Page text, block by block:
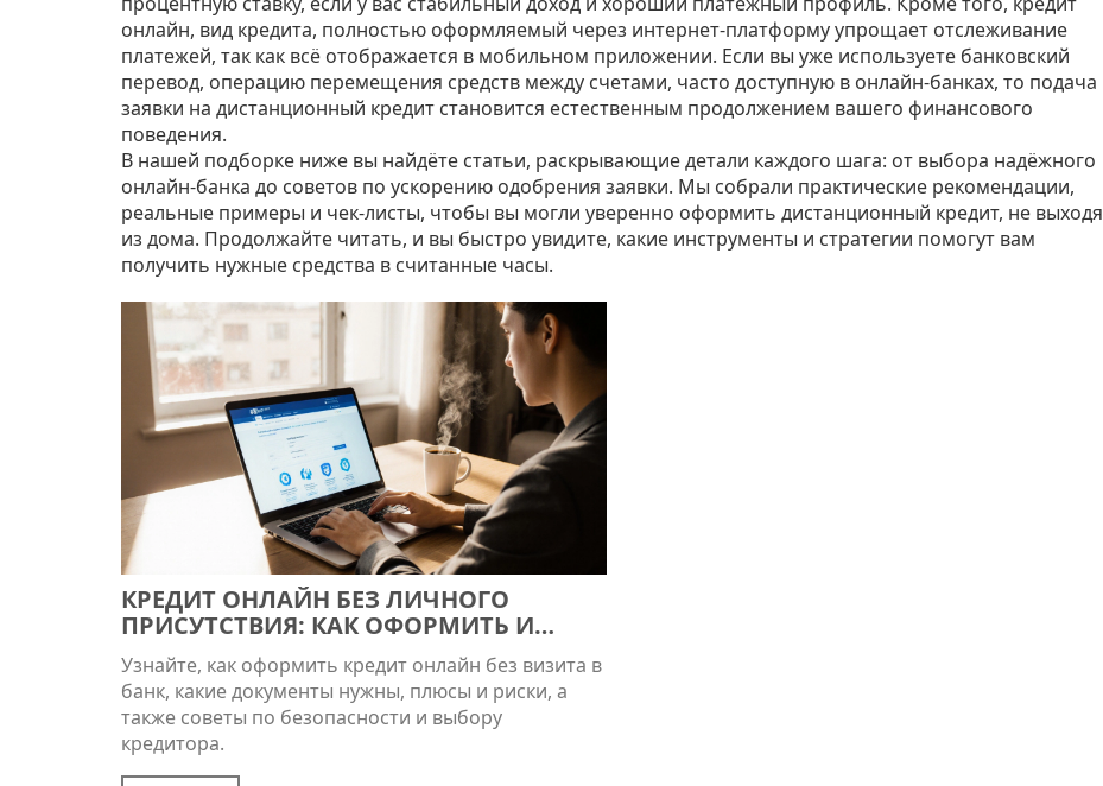
онлайн, вид кредита, полностью оформляемый через интернет‑платформуупрощает отслеживание
платежей, так как всё отображается в мобильном приложении. Если вы уже используете банковский
перевод, операцию перемещения средств между счетами, часто доступную в онлайн‑банках, то подача
заявки на дистанционный кредит становится естественным продолжением вашего финансового
поведения.
В нашей подборке ниже вы найдёте статьи, раскрывающие детали каждого шага: от выбора надёжного
онлайн‑банка до советов по ускорению одобрения заявки. Мы собрали практические рекомендации,
реальные примеры и чек‑листы, чтобы вы могли уверенно оформить дистанционный кредит, не выходя
из дома. Продолжайте читать, и вы быстро увидите, какие инструменты и стратегии помогут вам
получить нужные средства в считанные часы.
КРЕДИТ ОНЛАЙН БЕЗ ЛИЧНОГО
ПРИСУТСТВИЯ: КАК ОФОРМИТЬ И
ПОЛУЧИТЬ
Узнайте, как оформить кредит онлайн без визита в
банк, какие документы нужны, плюсы и риски, а
также советы по безопасности и выбору
кредитора.